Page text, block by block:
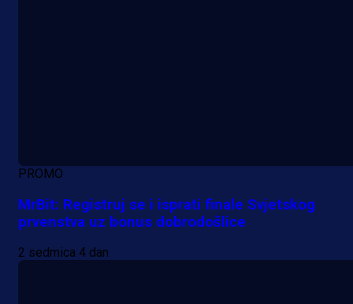
PROMO
MrBit: Registruj se i isprati finale Svjetskog
prvenstva uz bonus dobrodošlice
2 sedmica 4 dan